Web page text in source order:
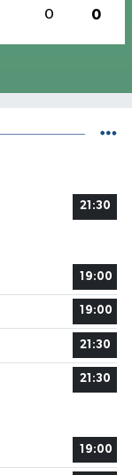
0 0
21:30
19:00
19:00
21:30
21:30
19:00